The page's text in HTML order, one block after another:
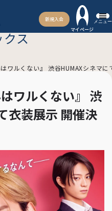
新規入会
マイページ
メニュー
クス
はワルくない』 渋谷HUMAXシネマ
ワルくない』 渋
衣装展示 開催決